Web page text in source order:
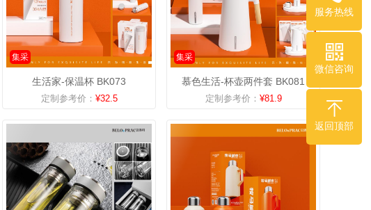
集采
生活家-保温杯 BK073
定制参考价： ¥32.5
集采
慕色生活-杯壶两件套 BK081
定制参考价： ¥81.9
服务热线
微信咨询
返回顶部